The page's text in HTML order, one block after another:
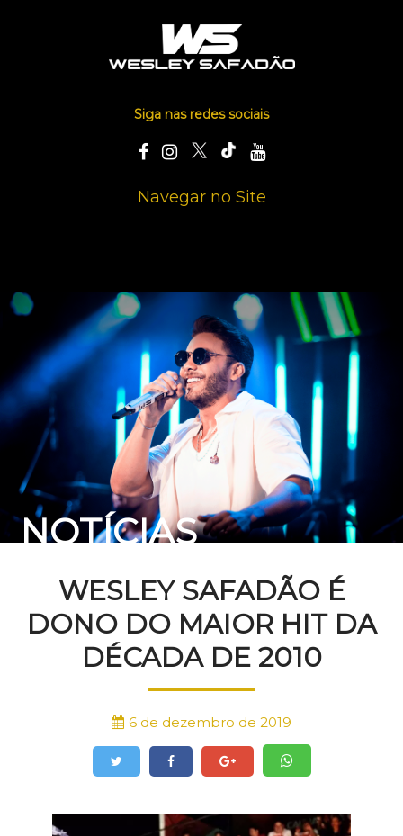
Siga nas redes sociais
Navegar no Site
NOTÍCIAS
WESLEY SAFADÃO É
DONO DO MAIOR HIT DA
DÉCADA DE 2010
6 de dezembro de 2019